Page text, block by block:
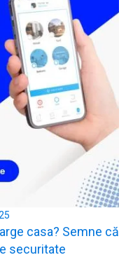
casa? Semne că
securitate